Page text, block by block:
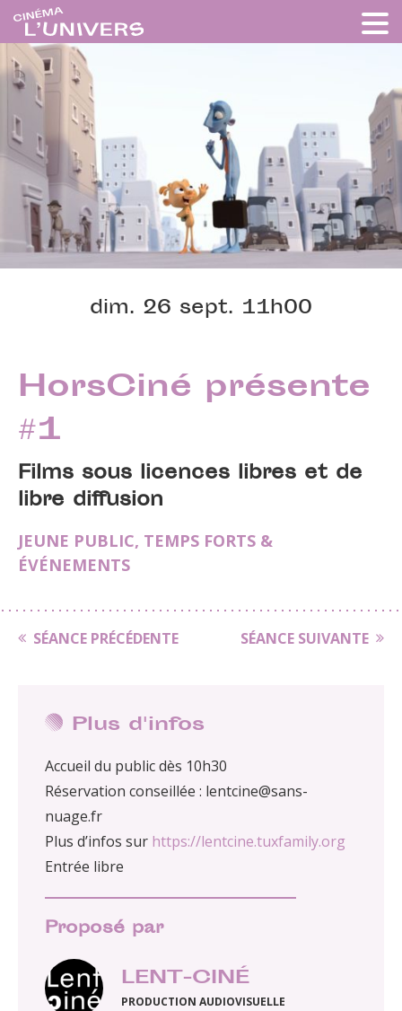
dim. 26 sept. 11h00
HorsCiné présente
#1
Films sous licences libres et de
libre diffusion
JEUNE PUBLIC, TEMPS FORTS &
ÉVÉNEMENTS
SÉANCE PRÉCÉDENTE SÉANCE SUIVANTE
Plus d'infos
Accueil du public dès 10h30
Réservation conseillée : lentcine@sans-
nuage.fr
Plus d’infos sur https://lentcine.tuxfamily.org
Entrée libre
Proposé par
LENT-CINÉ
PRODUCTION AUDIOVISUELLE